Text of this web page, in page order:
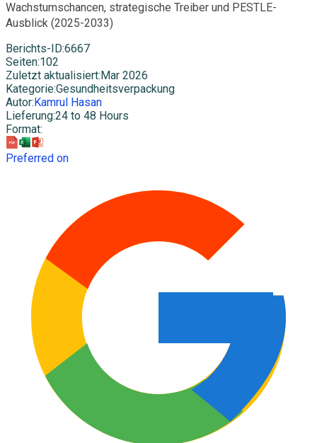
Wachstumschancen, strategische Treiber und PESTLE-
Ausblick (2025-2033)
Berichts-ID:6667
Seiten:102
Zuletzt aktualisiert: Mar 2026
Kategorie:Gesundheitsverpackung
Autor: Kamrul Hasan
Lieferung:24 to 48 Hours
Format:
Preferred on